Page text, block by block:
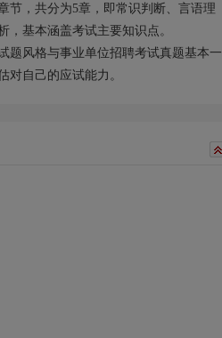
节，共分为5章，即常识判断、言语理
基本涵盖考试主要知识点。
题风格与事业单位招聘考试真题基本一
自己的应试能力。